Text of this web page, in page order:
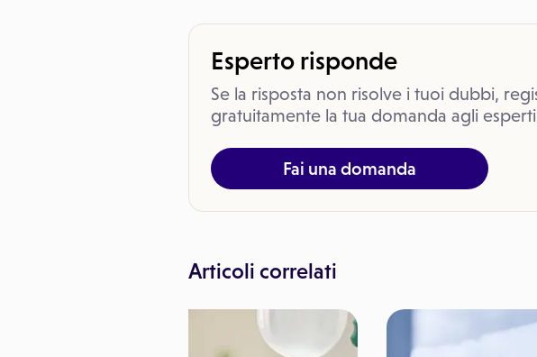
Esperto risponde
Se la risposta non risolve i tuoi dubbi,
gratuitamente la tua domanda agli
Fai una domanda
Articoli correlati